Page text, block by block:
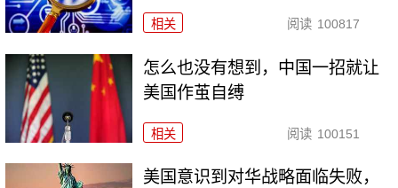
相关 阅读 100817
怎么也没有想到，中国一招就让
美国作茧自缚
相关 阅读 100151
美国意识到对华战略面临失败，